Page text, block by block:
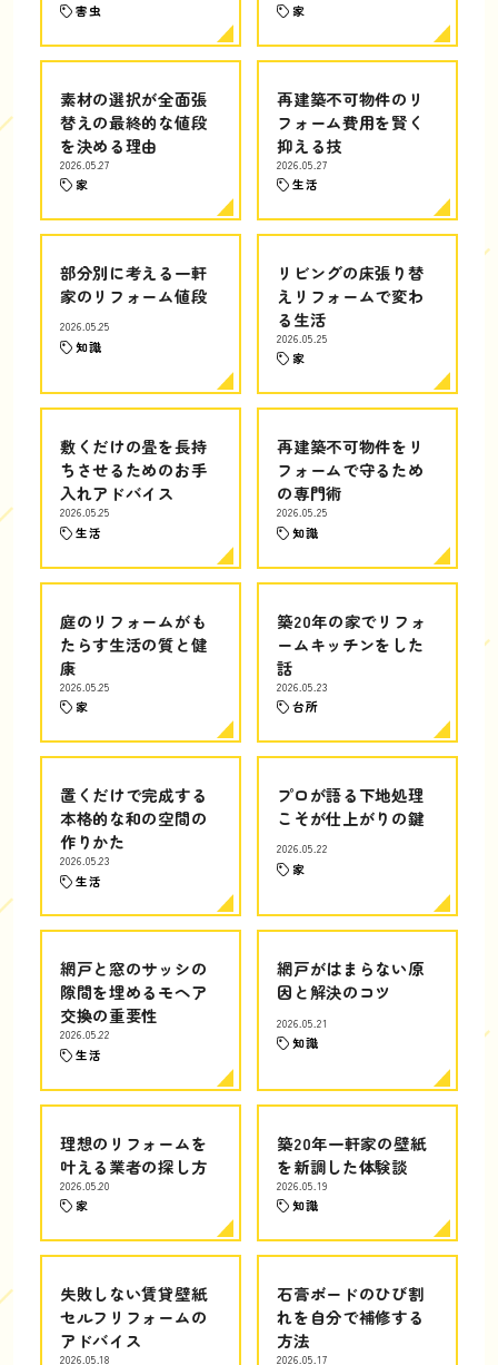
害虫 家
素材の選択が全面張
替えの最終的な値段
を決める理由
2026.05.27
家
再建築不可物件のリ
フォーム費用を賢く
抑える技
2026.05.27
生活
部分別に考える一軒
家のリフォーム値段
2026.05.25
知識
リビングの床張り替
えリフォームで変わ
る生活
2026.05.25
家
敷くだけの畳を長持
ちさせるためのお手
入れアドバイス
2026.05.25
生活
再建築不可物件をリ
フォームで守るため
の専門術
2026.05.25
知識
庭のリフォームがも
たらす生活の質と健
康
2026.05.25
家
築20年の家でリフォ
ームキッチンをした
話
2026.05.23
台所
置くだけで完成する
本格的な和の空間の
作りかた
2026.05.23
生活
プロが語る下地処理
こそが仕上がりの鍵
2026.05.22
家
網戸と窓のサッシの
隙間を埋めるモヘア
交換の重要性
2026.05.22
生活
網戸がはまらない原
因と解決のコツ
2026.05.21
知識
理想のリフォームを
叶える業者の探し方
2026.05.20
家
築20年一軒家の壁紙
を新調した体験談
2026.05.19
知識
失敗しない賃貸壁紙
セルフリフォームの
アドバイス
2026.05.18
石膏ボードのひび割
れを自分で補修する
方法
2026.05.17